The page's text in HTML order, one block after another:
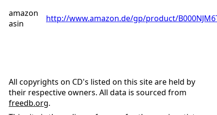
amazon
asin
http://www.amazon.de/gp/product/
All copyrights on CD's listed on this site are held by
their respective owners. All data is sourced from
freedb.org.